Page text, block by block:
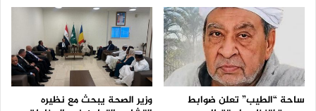
ساحة “الطيب” تعلن ضوابط
وزير الصحة يبحث مع نظيره